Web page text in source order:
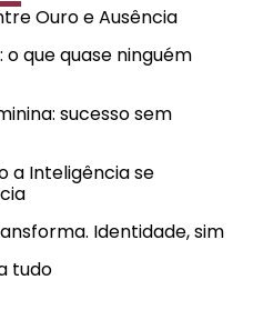
Ouro e Ausência
que quase ninguém
sucesso sem
a Inteligência se
Identidade, sim
tudo